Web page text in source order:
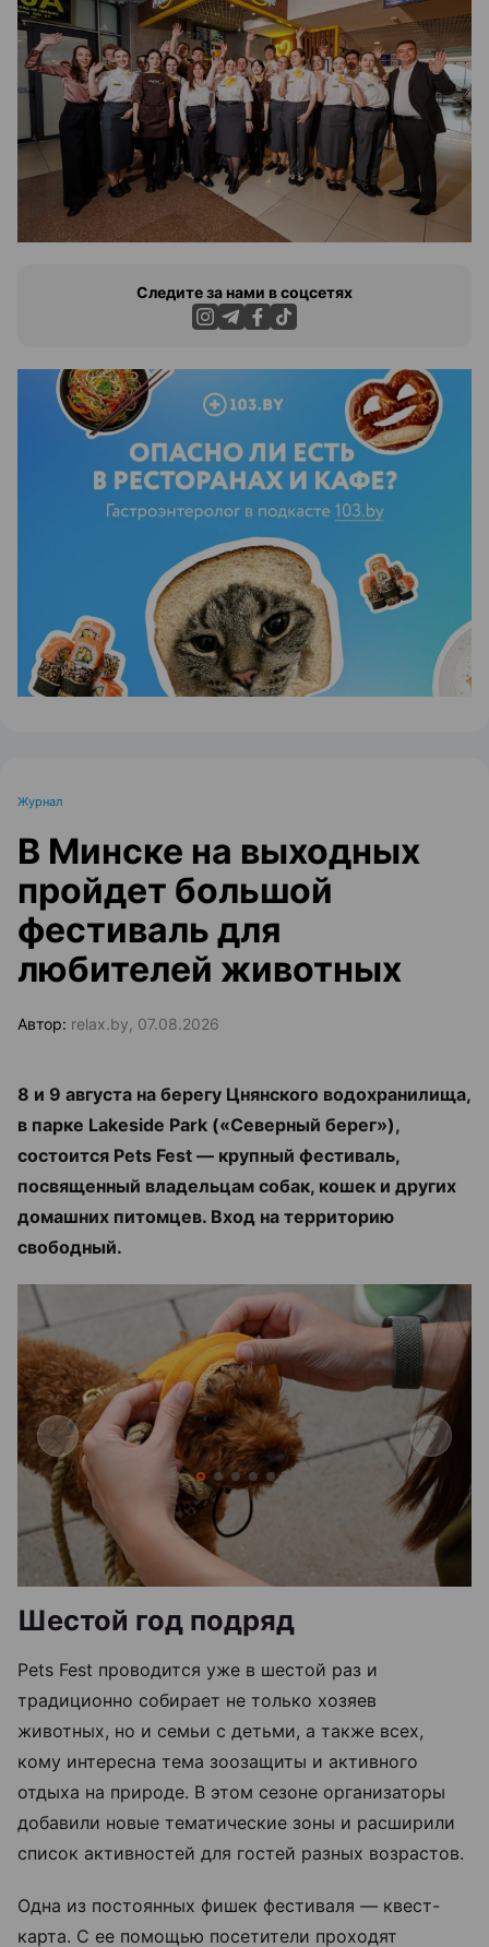
Следите за нами в соцсетях
ЭФФЕКТИВНАЯ РЕКЛАМА НА САЙТЕ
Журнал
В Минске на выходных
пройдет большой
фестиваль для
любителей животных
Автор: relax.by, 07.08.2026
8 и 9 августа на берегу Цнянского водохранилища,
в парке Lakeside Park («Северный берег»),
состоится Pets Fest — крупный фестиваль,
посвященный владельцам собак, кошек и других
домашних питомцев. Вход на территорию
свободный.
Шестой год подряд
Pets Fest проводится уже в шестой раз и
традиционно собирает не только хозяев
животных, но и семьи с детьми, а также всех,
кому интересна тема зоозащиты и активного
отдыха на природе. В этом сезоне организаторы
добавили новые тематические зоны и расширили
список активностей для гостей разных возрастов.
Одна из постоянных фишек фестиваля — квест-
карта. С ее помощью посетители проходят